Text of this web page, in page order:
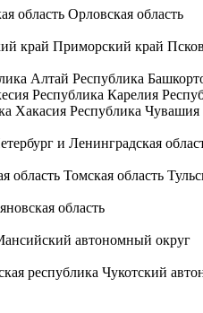
область Орловская область
край Приморский край
Алтай Республика
Республика Карелия
Хакасия Республика Чувашия
и Ленинградская
область Томская область
область
автономный округ
республика Чукотский